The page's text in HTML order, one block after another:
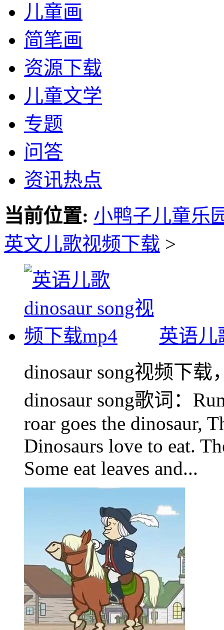
儿童画
简笔画
资源下载
儿童文学
专题
问答
资讯热点
当前位置: 小鸭子儿童乐
英文儿歌视频下载 >
英语儿
dinosaur song视频下
dinosaur song歌词：
roar goes the dinosaur,
Dinosaurs love to eat.
Some eat leaves and...